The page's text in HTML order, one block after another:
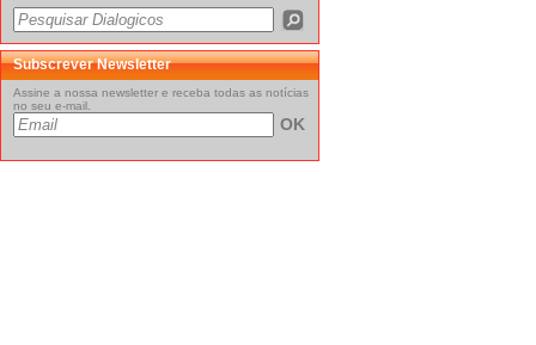
Subscrever Newsletter
Assine a nossa newsletter e receba todas as notícias
no seu e-mail.
OK